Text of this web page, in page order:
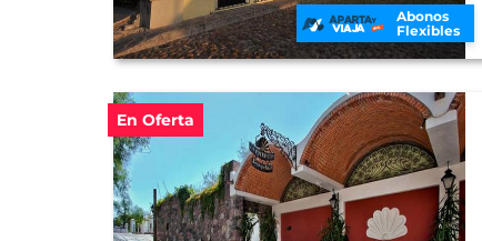
Abonos
Flexibles
En Oferta